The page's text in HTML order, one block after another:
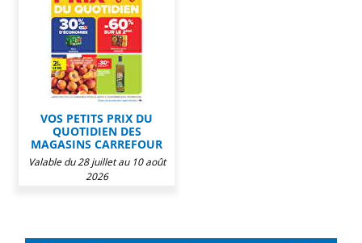
VOS PETITS PRIX DU
QUOTIDIEN DES
MAGASINS CARREFOUR
Valable du 28 juillet au 10 août
2026